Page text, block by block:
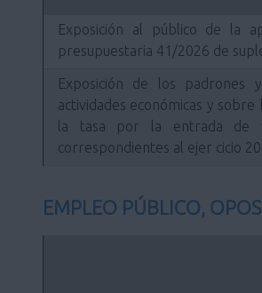
Exposición al público de la
presupuestaria 41/2026 de
Exposición de los padrones
actividades económicas y
la tasa por la entrada de
correspondientes al ejer cicio
EMPLEO PÚBLICO,